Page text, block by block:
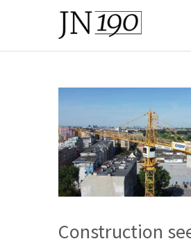
ABOUT INVESTMENT
LOCATION
GALLERY
ABOUT US
CONTACT
ENGLISH
Construction